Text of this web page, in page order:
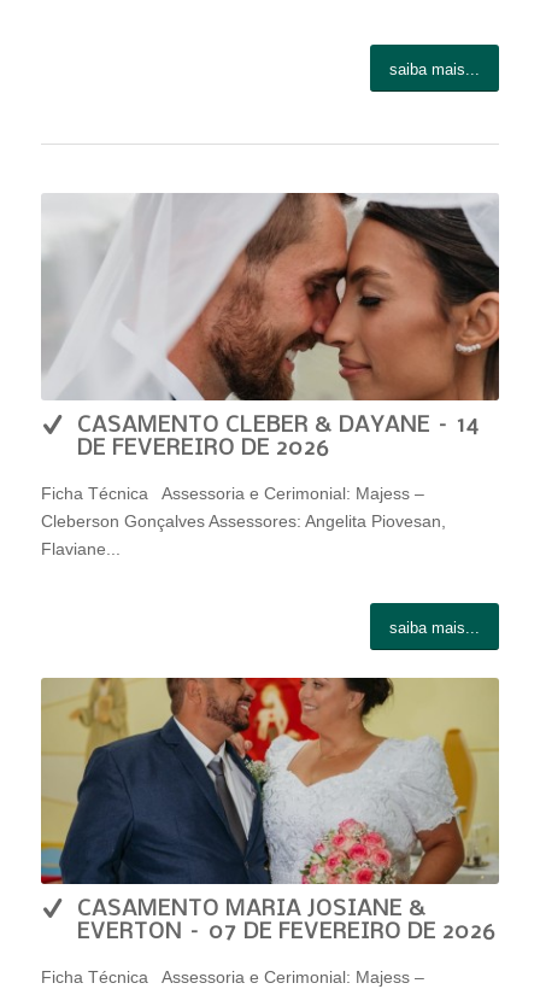
saiba mais...
CASAMENTO CLEBER & DAYANE – 14
DE FEVEREIRO DE 2026
Ficha Técnica Assessoria e Cerimonial: Majess –
Cleberson Gonçalves Assessores: Angelita Piovesan,
Flaviane...
saiba mais...
CASAMENTO MARIA JOSIANE &
EVERTON – 07 DE FEVEREIRO DE 2026
Ficha Técnica Assessoria e Cerimonial: Majess –